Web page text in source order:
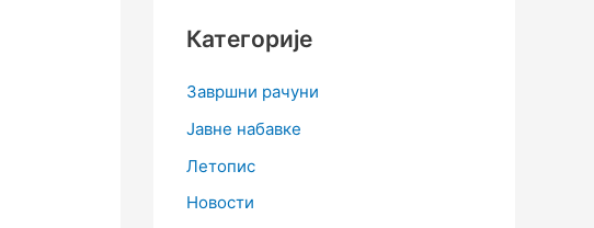
Категорије
Завршни рачуни
Јавне набавке
Летопис
Новости